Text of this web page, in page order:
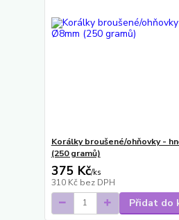
Korálky broušené/ohňovky -
(250 gramů)
375 Kč/ks
310 Kč bez DPH
Přidat do